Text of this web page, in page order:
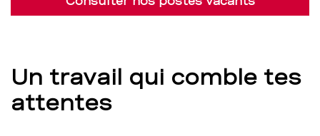
Un travail qui comble tes
attentes